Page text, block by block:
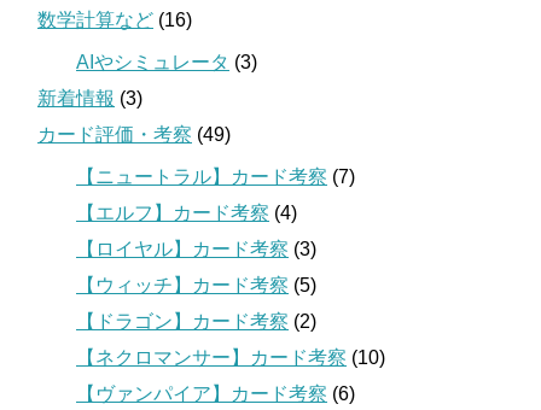
数学計算など (16)
AIやシミュレータ (3)
新着情報 (3)
カード評価・考察 (49)
【ニュートラル】カード考察 (7)
【エルフ】カード考察 (4)
【ロイヤル】カード考察 (3)
【ウィッチ】カード考察 (5)
【ドラゴン】カード考察 (2)
【ネクロマンサー】カード考察 (10)
【ヴァンパイア】カード考察 (6)